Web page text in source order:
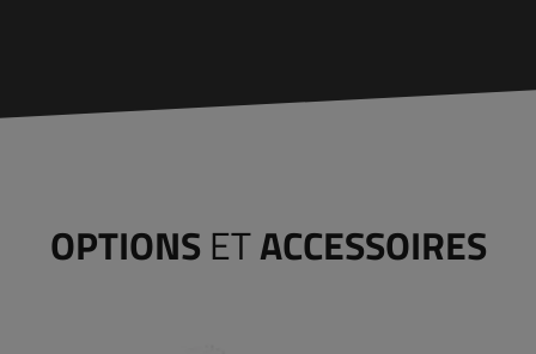
OPTIONS ETACCESSOIRES